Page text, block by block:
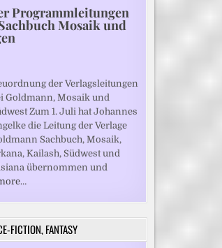
Programmleitungen
Mosaik und
der Verlagsleitungen
Goldmann, Mosaik und
Zum 1. Juli hat Johannes
die Leitung der Verlage
Sachbuch, Mosaik,
Kailash, Südwest und
übernommen und
FICTION, FANTASY